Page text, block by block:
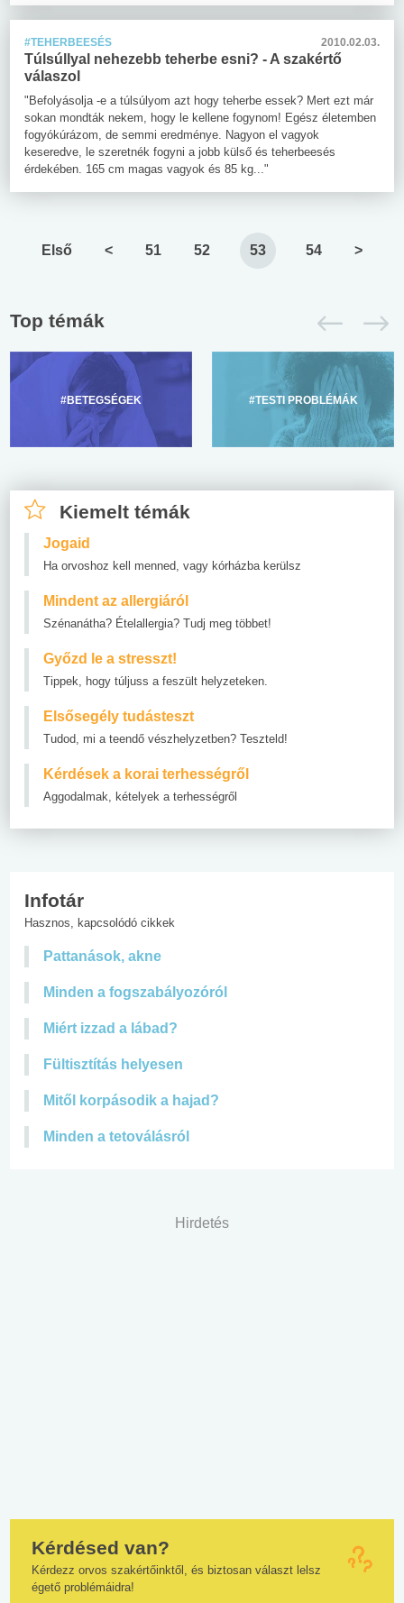
#TEHERBEESÉS 2010.02.03.
Túlsúllyal nehezebb teherbe esni? - A szakértő
válaszol
"Befolyásolja -e a túlsúlyom azt hogy teherbe essek? Mert ezt már
sokan mondták nekem, hogy le kellene fogynom! Egész életemben
fogyókúrázom, de semmi eredménye. Nagyon el vagyok
keseredve, le szeretnék fogyni a jobb külső és teherbeesés
érdekében. 165 cm magas vagyok és 85 kg..."
Első < 51 52 53 54 >
Top témák
#BETEGSÉGEK #TESTI PROBLÉMÁK
Kiemelt témák
Jogaid
Ha orvoshoz kell menned, vagy kórházba kerülsz
Mindent az allergiáról
Szénanátha? Ételallergia? Tudj meg többet!
Győzd le a stresszt!
Tippek, hogy túljuss a feszült helyzeteken.
Elsősegély tudásteszt
Tudod, mi a teendő vészhelyzetben? Teszteld!
Kérdések a korai terhességről
Aggodalmak, kételyek a terhességről
Infotár
Hasznos, kapcsolódó cikkek
Pattanások, akne
Minden a fogszabályozóról
Miért izzad a lábad?
Fültisztítás helyesen
Mitől korpásodik a hajad?
Minden a tetoválásról
Hirdetés
Kérdésed van?
Kérdezz orvos szakértőinktől, és biztosan választ lelsz
égető problémáidra!